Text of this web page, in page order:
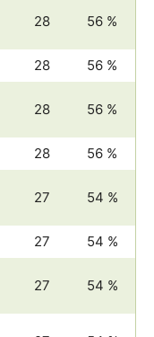
28 56 %
28 56 %
28 56 %
28 56 %
27 54 %
27 54 %
27 54 %